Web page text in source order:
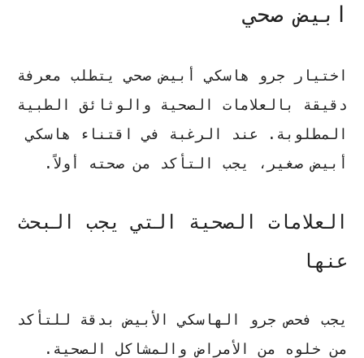
ابيض صحي
اختيار جرو هاسكي أبيض صحي يتطلب معرفة
دقيقة بالعلامات الصحية والوثائق الطبية
المطلوبة. عند الرغبة في اقتناء هاسكي
أبيض صغير، يجب التأكد من صحته أولاً.
العلامات الصحية التي يجب البحث
عنها
يجب فحص جرو الهاسكي الأبيض بدقة للتأكد
من خلوه من الأمراض والمشاكل الصحية.